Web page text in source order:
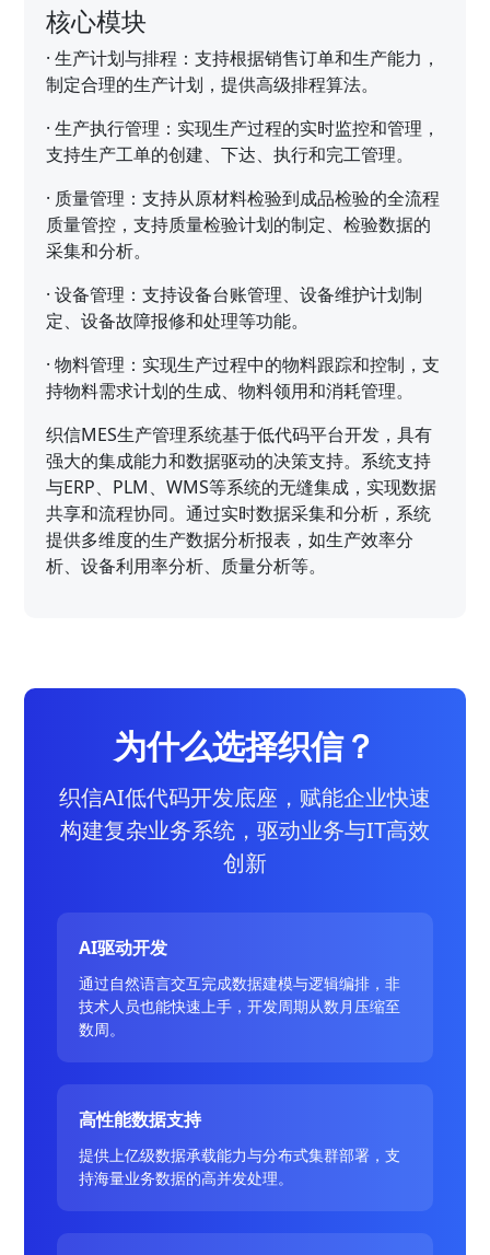
核心模块
·生产计划与排程：支持根据销售订单和生产能力，
制定合理的生产计划，提供高级排程算法。
·生产执行管理：实现生产过程的实时监控和管理，
支持生产工单的创建、下达、执行和完工管理。
· 质量管理：支持从原材料检验到成品检验的全流程
质量管控，支持质量检验计划的制定、检验数据的
采集和分析。
·设备管理：支持设备台账管理、设备维护计划制
定、设备故障报修和处理等功能。
·物料管理：实现生产过程中的物料跟踪和控制，支
持物料需求计划的生成、物料领用和消耗管理。
织信MES生产管理系统基于低代码平台开发，具有
强大的集成能力和数据驱动的决策支持。系统支持
与ERP、PLM、WMS等系统的无缝集成，实现数据
共享和流程协同。通过实时数据采集和分析，系统
提供多维度的生产数据分析报表，如生产效率分
析、设备利用率分析、质量分析等。
为什么选择织信？
织信AI低代码开发底座，赋能企业快速
构建复杂业务系统，驱动业务与IT高效
创新
AI驱动开发
通过自然语言交互完成数据建模与逻辑编排，非
技术人员也能快速上手，开发周期从数月压缩至
数周。
高性能数据支持
提供上亿级数据承载能力与分布式集群部署，支
持海量业务数据的高并发处理。